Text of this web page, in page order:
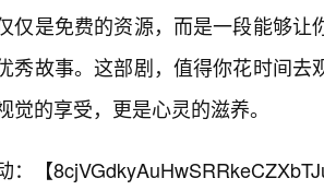
仅是免费的资源，而是一段能够
秀故事。这部剧，值得你花时间
觉的享受，更是心灵的滋养。
：【